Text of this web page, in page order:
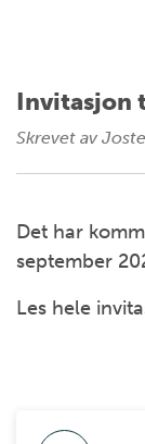
Invitasjon
Skrevet av
Det har
september
Les hele